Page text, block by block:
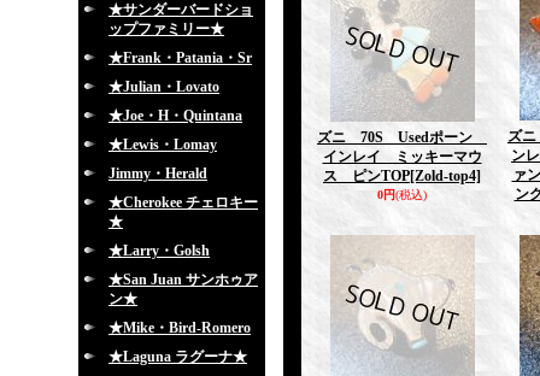
★サンダーバードショ
ップファミリー★
★Frank・Patania・Sr
★Julian・Lovato
★Joe・H・Quintana
★Lewis・Lomay
Jimmy・Herald
★Cherokee チェロキー
★
★Larry・Golsh
★San Juan サンホゥア
ン★
★Mike・Bird-Romero
★Laguna ラグーナ★
ズニ 70S Usedポーン
インレイ ミッキーマウ
ス ピンTOP[Zold-top4]
0円(税込)
ズ
ン
ァ
ン